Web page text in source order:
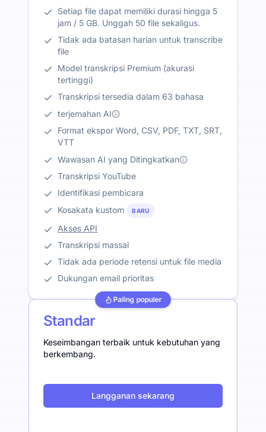
Setiap file dapat memiliki durasi hingga 5
jam / 5 GB. Unggah 50 file sekaligus.
Tidak ada batasan harian untuk transcribe
file
Model transkripsi Premium (akurasi
tertinggi)
Transkripsi tersedia dalam 63 bahasa
terjemahan AI
Format ekspor Word, CSV, PDF, TXT, SRT,
VTT
Wawasan AI yang Ditingkatkan
Transkripsi YouTube
Identifikasi pembicara
Kosakata kustom
BARU
Akses API
Transkripsi massal
Tidak ada periode retensi untuk file media
Dukungan email prioritas
Paling populer
Standar
Keseimbangan terbaik untuk kebutuhan yang
berkembang.
Langganan sekarang